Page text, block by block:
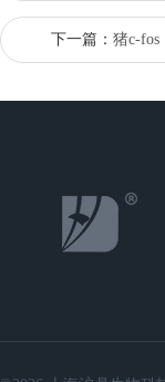
下一篇： 猪c-